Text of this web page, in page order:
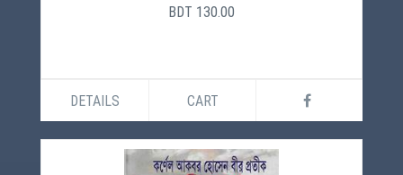
BDT 130.00
DETAILS CART